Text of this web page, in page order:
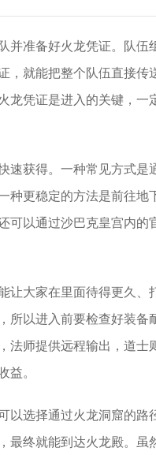
并准备好火龙凭证。队
，就能把整个队伍直接
龙凭证是进入的关键，
速获得。一种常见方式
种更稳定的方法是前往
可以通过沙巴克皇宫内
让大家在里面待得更久
所以进入前要检查好装
法师提供远程输出，道
益。
以选择通过火龙洞窟的
最终就能到达火龙殿。